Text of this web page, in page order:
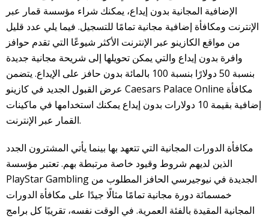
الإضافية المجانية بدون إيداع، يمكنك شراء مؤسسة قمار عبر
الإنترنت ومكافأة إضافية مجانية تمامًا للتسجيل. فيما يلي عدد قليل
من مواقع الكازينو عبر الإنترنت الأكثر شيوعًا التي تقدم حوافز
وافرة بدون إيداع والتي يمكن تحويلها إلى شريحة مجانية جديدة
بنسبة 50 دولارًا بنسبة 100 بالمائة بدون حافز على الإيداع. يتضمن
عرض القبول الجديد في كازينو Caesars Palace Online مكافأة
إضافية بقيمة 10 دولارات بدون إيداع يمكنك استخدامها في ماكينات
القمار عبر الإنترنت.
مكافأة الدورات المجانية التي تتعهد بها بينما يأتي المشترون الجدد
الذين لديهم شروط وقيود خاصة مرتبطة بهم. تعتبر مؤسسة
PlayStar Gambling الجديدة في نيوجيرسي الحافز المطلوب من
خمسمائة دورة مجانية تمامًا مثالًا جيدًا على مكافأة الدورات
المجانية المقيدة بالفئة العمرية. في الوقت نفسه، تقريبًا كل برامج